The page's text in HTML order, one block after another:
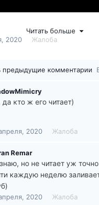
Читать больше
2020
Жалоба
предыдущие комментарии
кто ж его читает)
2020 Жалоба
Remar
но не читает уж точно
каждую неделю
2020 Жалоба